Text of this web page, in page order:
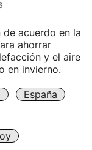
de acuerdo en la
ahorrar
y el aire
en invierno.
España